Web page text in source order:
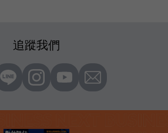
追蹤我們